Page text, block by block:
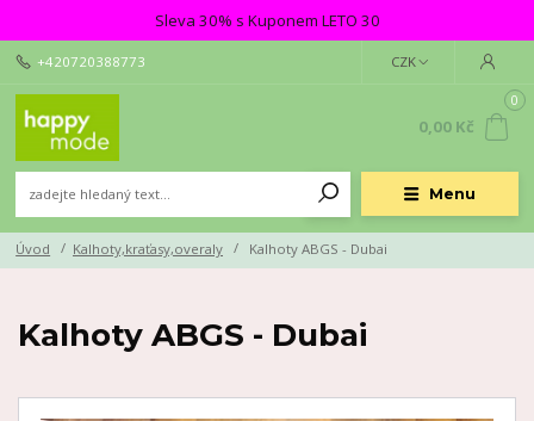
Sleva 30% s Kuponem LETO 30
Menu
CZK
+420720388773
0
0,00 Kč
Úvod Kalhoty,kraťasy,overaly Kalhoty ABGS - Dubai
Kalhoty ABGS - Dubai